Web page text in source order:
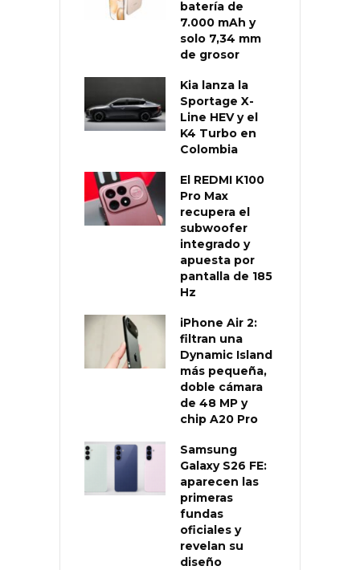
batería de
7.000 mAh y
solo 7,34 mm
de grosor
Kia lanza la
Sportage X-
Line HEV y el
K4 Turbo en
Colombia
El REDMI K100
Pro Max
recupera el
subwoofer
integrado y
apuesta por
pantalla de 185
Hz
iPhone Air 2:
filtran una
Dynamic Island
más pequeña,
doble cámara
de 48 MP y
chip A20 Pro
Samsung
Galaxy S26 FE:
aparecen las
primeras
fundas
oficiales y
revelan su
diseño